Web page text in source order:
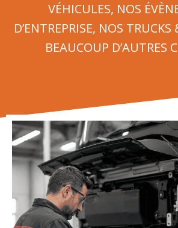
VÉHICULES, NOS
D’ENTREPRISE, NOS
BEAUCOUP D’AUTRES